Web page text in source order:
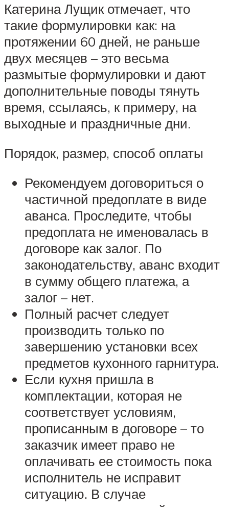
Катерина Лущик отмечает, что
такие формулировки как: на
протяжении 60 дней, не раньше
двух месяцев – это весьма
размытые формулировки и дают
дополнительные поводы тянуть
время, ссылаясь, к примеру, на
выходные и праздничные дни.
Порядок, размер, способ оплаты
Рекомендуем договориться о
частичной предоплате в виде
аванса. Проследите, чтобы
предоплата не именовалась в
договоре как залог. По
законодательству, аванс входит
в сумму общего платежа, а
залог – нет.
Полный расчет следует
производить только по
завершению установки всех
предметов кухонного гарнитура.
Если кухня пришла в
комплектации, которая не
соответствует условиям,
прописанным в договоре – то
заказчик имеет право не
оплачивать ее стоимость пока
исполнитель не исправит
ситуацию. В случае